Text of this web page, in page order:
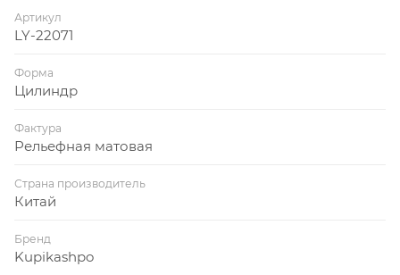
Артикул
LY-22071
Форма
Цилиндр
Фактура
Рельефная матовая
Страна производитель
Китай
Бренд
Kupikashpo